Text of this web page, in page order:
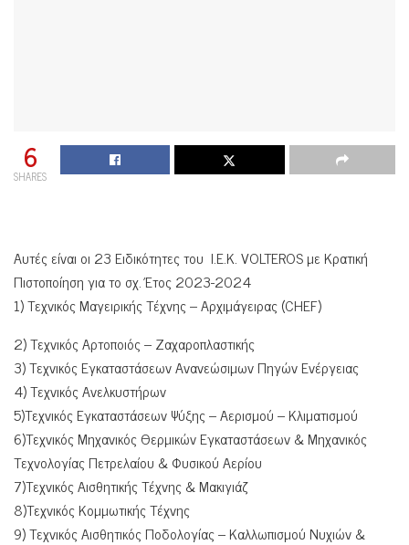
6
SHARES
Αυτές είναι οι 23 Ειδικότητες του Ι.Ε.Κ. VOLTEROS με Κρατική
Πιστοποίηση για το σχ. Έτος 2023-2024
1) Τεχνικός Μαγειρικής Τέχνης – Αρχιμάγειρας (CHEF)
2) Τεχνικός Αρτοποιός – Ζαχαροπλαστικής
3) Τεχνικός Εγκαταστάσεων Ανανεώσιμων Πηγών Ενέργειας
4) Τεχνικός Ανελκυστήρων
5)Τεχνικός Εγκαταστάσεων Ψύξης – Αερισμού – Κλιματισμού
6)Τεχνικός Μηχανικός Θερμικών Εγκαταστάσεων & Μηχανικός
Τεχνολογίας Πετρελαίου & Φυσικού Αερίου
7)Τεχνικός Αισθητικής Τέχνης & Μακιγιάζ
8)Τεχνικός Κομμωτικής Τέχνης
9) Τεχνικός Αισθητικός Ποδολογίας – Καλλωπισμού Νυχιών &